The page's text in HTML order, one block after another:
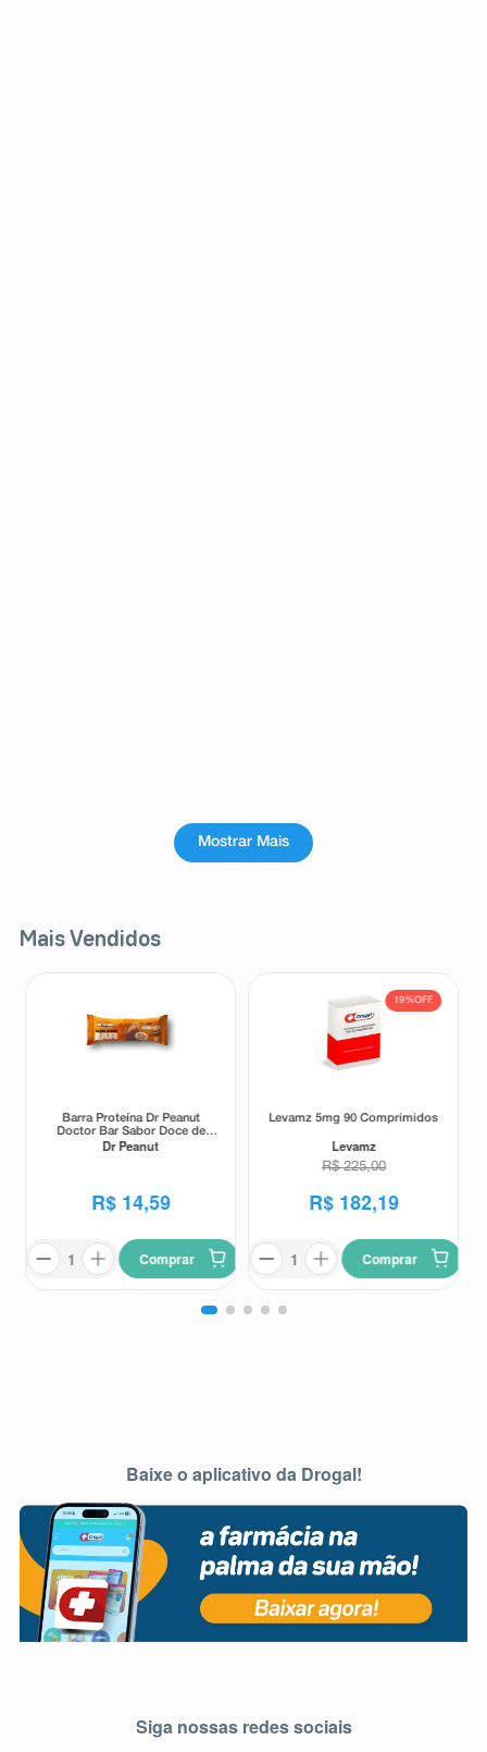
Mostrar Mais
Mais Vendidos
Barra Proteína Dr Peanut
Doctor Bar Sabor Doce de
Leite 62g
Dr Peanut
R$ 14,59
Comprar
19%OFF
Levamz 5mg 90 Comprimidos
Levamz
R$ 225,00
R$ 182,19
Comprar
Baixe o aplicativo da Drogal!
Siga nossas redes sociais